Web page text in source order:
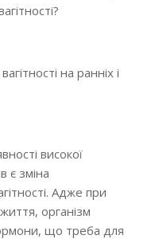
на ранніх і
високої
є зміна
Адже при
організм
що треба для